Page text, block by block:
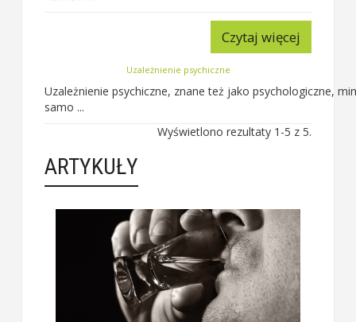
Czytaj więcej
Uzależnienie psychiczne
Uzależnienie psychiczne, znane też jako psychologiczne,
samo ...
Wyświetlono rezultaty 1-5 z 5.
ARTYKUŁY